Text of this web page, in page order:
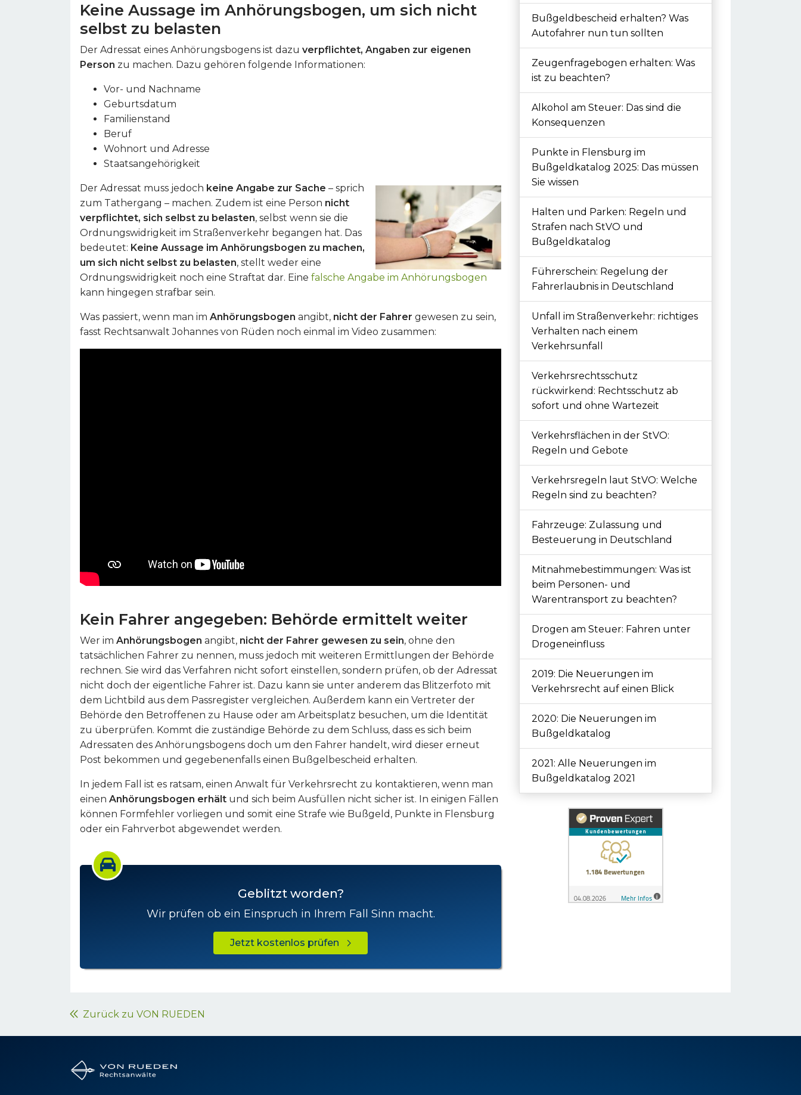
Keine Aussage im Anhörungsbogen, um sich nicht
selbst zu belasten
Der Adressat eines Anhörungsbogens ist dazu verpflichtet, Angaben zur eigenen
Person zu machen. Dazu gehören folgende Informationen:
Vor- und Nachname
Geburtsdatum
Familienstand
Beruf
Wohnort und Adresse
Staatsangehörigkeit
Der Adressat muss jedoch keine Angabe zur Sache – sprich
zum Tathergang – machen. Zudem ist eine Person nicht
verpflichtet, sich selbst zu belasten, selbst wenn sie die
Ordnungswidrigkeit im Straßenverkehr begangen hat. Das
bedeutet: Keine Aussage im Anhörungsbogen zu machen,
um sich nicht selbst zu belasten, stellt weder eine
Ordnungswidrigkeit noch eine Straftat dar. Eine falsche Angabe im Anhörungsbogen
kann hingegen strafbar sein.
Was passiert, wenn man im Anhörungsbogen angibt, nicht der Fahrer gewesen zu sein,
fasst Rechtsanwalt Johannes von Rüden noch einmal im Video zusammen:
Kein Fahrer angegeben: Behörde ermittelt weiter
Wer im Anhörungsbogen angibt, nicht der Fahrer gewesen zu sein, ohne den
tatsächlichen Fahrer zu nennen, muss jedoch mit weiteren Ermittlungen der Behörde
rechnen. Sie wird das Verfahren nicht sofort einstellen, sondern prüfen, ob der Adressat
nicht doch der eigentliche Fahrer ist. Dazu kann sie unter anderem das Blitzerfoto mit
dem Lichtbild aus dem Passregister vergleichen. Außerdem kann ein Vertreter der
Behörde den Betroffenen zu Hause oder am Arbeitsplatz besuchen, um die Identität
zu überprüfen. Kommt die zuständige Behörde zu dem Schluss, dass es sich beim
Adressaten des Anhörungsbogens doch um den Fahrer handelt, wird dieser erneut
Post bekommen und gegebenenfalls einen Bußgelbescheid erhalten.
In jedem Fall ist es ratsam, einen Anwalt für Verkehrsrecht zu kontaktieren, wenn man
einen Anhörungsbogen erhält und sich beim Ausfüllen nicht sicher ist. In einigen Fällen
können Formfehler vorliegen und somit eine Strafe wie Bußgeld, Punkte in Flensburg
oder ein Fahrverbot abgewendet werden.
Geblitzt worden?
Wir prüfen ob ein Einspruch in Ihrem Fall Sinn macht.
Jetzt kostenlos prüfen
Bußgeldbescheid erhalten? Was
Autofahrer nun tun sollten
Zeugenfragebogen erhalten: Was
ist zu beachten?
Alkohol am Steuer: Das sind die
Konsequenzen
Punkte in Flensburg im
Bußgeldkatalog 2025: Das müssen
Sie wissen
Halten und Parken: Regeln und
Strafen nach StVO und
Bußgeldkatalog
Führerschein: Regelung der
Fahrerlaubnis in Deutschland
Unfall im Straßenverkehr: richtiges
Verhalten nach einem
Verkehrsunfall
Verkehrsrechtsschutz
rückwirkend: Rechtsschutz ab
sofort und ohne Wartezeit
Verkehrsflächen in der StVO:
Regeln und Gebote
Verkehrsregeln laut StVO: Welche
Regeln sind zu beachten?
Fahrzeuge: Zulassung und
Besteuerung in Deutschland
Mitnahmebestimmungen: Was ist
beim Personen- und
Warentransport zu beachten?
Drogen am Steuer: Fahren unter
Drogeneinfluss
2019: Die Neuerungen im
Verkehrsrecht auf einen Blick
2020: Die Neuerungen im
Bußgeldkatalog
2021: Alle Neuerungen im
Bußgeldkatalog 2021
Zurück zu VON RUEDEN